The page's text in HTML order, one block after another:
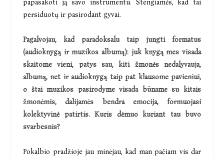
papasakoti ją savo instrumentu. Stengiamės, kad tai
persiduotų ir pasirodant gyvai.
Pagalvojau, kad paradoksalu taip jungti formatus
(audioknygą ir muzikos albumą): juk knygą mes visada
skaitome vieni, patys sau, kiti žmonės nedalyvauja,
albumą, net ir audioknygą taip pat klausome pavieniui,
o štai muzikos pasirodyme visada būname su kitais
žmonėmis, dalijamės bendra emocija, formuojasi
kolektyvinė patirtis. Kuris dėmuo kuriant tau buvo
svarbesnis?
Pokalbio pradžioje jau minėjau, kad man pačiam vis dar